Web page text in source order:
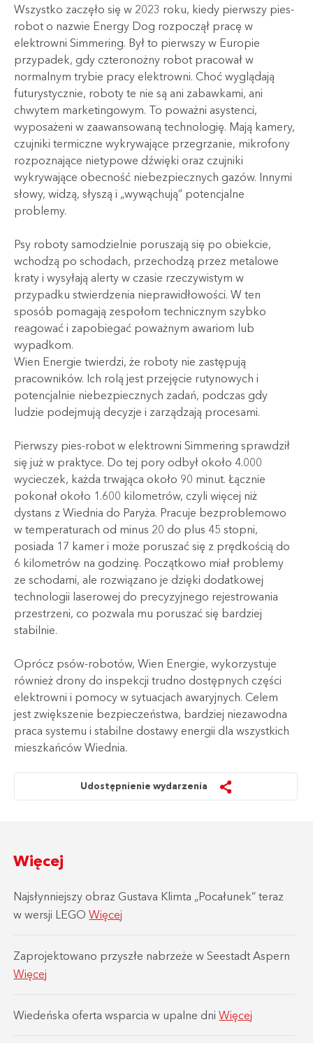
Wszystko zaczęło się w 2023 roku, kiedy pierwszy pies-
robot o nazwie Energy Dog rozpoczął pracę w
elektrowni Simmering. Był to pierwszy w Europie
przypadek, gdy czteronożny robot pracował w
normalnym trybie pracy elektrowni. Choć wyglądają
futurystycznie, roboty te nie są ani zabawkami, ani
chwytem marketingowym. To poważni asystenci,
wyposażeni w zaawansowaną technologię. Mają kamery,
czujniki termiczne wykrywające przegrzanie, mikrofony
rozpoznające nietypowe dźwięki oraz czujniki
wykrywające obecność niebezpiecznych gazów. Innymi
słowy, widzą, słyszą i „wywąchują” potencjalne
problemy.
Psy roboty samodzielnie poruszają się po obiekcie,
wchodzą po schodach, przechodzą przez metalowe
kraty i wysyłają alerty w czasie rzeczywistym w
przypadku stwierdzenia nieprawidłowości. W ten
sposób pomagają zespołom technicznym szybko
reagować i zapobiegać poważnym awariom lub
wypadkom.
Wien Energie twierdzi, że roboty nie zastępują
pracowników. Ich rolą jest przejęcie rutynowych i
potencjalnie niebezpiecznych zadań, podczas gdy
ludzie podejmują decyzje i zarządzają procesami.
Pierwszy pies-robot w elektrowni Simmering sprawdził
się już w praktyce. Do tej pory odbył około 4.000
wycieczek, każda trwająca około 90 minut. Łącznie
pokonał około 1.600 kilometrów, czyli więcej niż
dystans z Wiednia do Paryża. Pracuje bezproblemowo
w temperaturach od minus 20 do plus 45 stopni,
posiada 17 kamer i może poruszać się z prędkością do
6 kilometrów na godzinę. Początkowo miał problemy
ze schodami, ale rozwiązano je dzięki dodatkowej
technologii laserowej do precyzyjnego rejestrowania
przestrzeni, co pozwala mu poruszać się bardziej
stabilnie.
Oprócz psów-robotów, Wien Energie, wykorzystuje
również drony do inspekcji trudno dostępnych części
elektrowni i pomocy w sytuacjach awaryjnych. Celem
jest zwiększenie bezpieczeństwa, bardziej niezawodna
praca systemu i stabilne dostawy energii dla wszystkich
mieszkańców Wiednia.
Udostępnienie wydarzenia
Więcej
Najsłynniejszy obraz Gustava Klimta „Pocałunek” teraz
w wersji LEGOWięcej
Zaprojektowano przyszłe nabrzeże w Seestadt Aspern
Więcej
Wiedeńska oferta wsparcia w upalne dniWięcej